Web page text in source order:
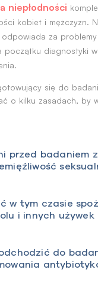
niepłodności
kobiet i mężczyzn.
za problemy
początku diagnostyki
się do
o kilku zasadach, by
przed badaniem
w tym czasie
i innych używek
do